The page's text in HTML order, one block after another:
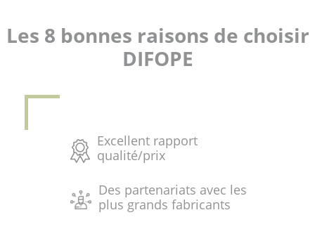
Les 8 bonnes raisons de choisir
DIFOPE
Excellent rapport
qualité/prix
Des partenariats avec les
plus grands fabricants